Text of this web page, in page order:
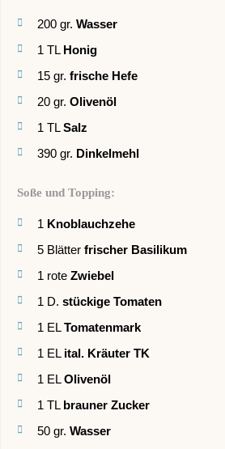
200 gr. Wasser
1 TL Honig
15 gr. frische Hefe
20 gr. Olivenöl
1 TL Salz
390 gr. Dinkelmehl
Soße und Topping:
1 Knoblauchzehe
5 Blätter frischer Basilikum
1 rote Zwiebel
1 D. stückige Tomaten
1 EL Tomatenmark
1 EL ital. Kräuter TK
1 EL Olivenöl
1 TL brauner Zucker
50 gr. Wasser